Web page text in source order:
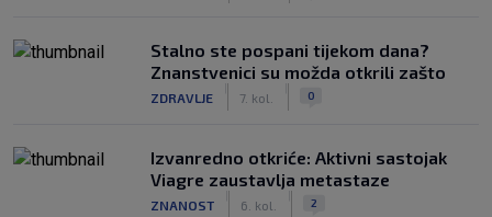
Stalno ste pospani tijekom dana?
Znanstvenici su možda otkrili zašto
ZDRAVLJE 7. kol. 0
Izvanredno otkriće: Aktivni sastojak
Viagre zaustavlja metastaze
ZNANOST 6. kol. 2